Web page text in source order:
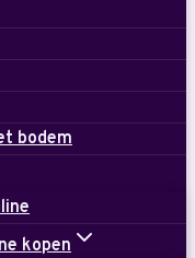
bodem
kopen